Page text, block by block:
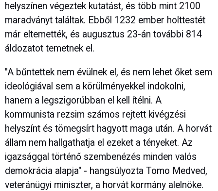
helyszínen végeztek kutatást, és több mint 2100
maradványt találtak. Ebből 1232 ember holttestét
már eltemették, és augusztus 23-án további 814
áldozatot temetnek el.
"A bűntettek nem évülnek el, és nem lehet őket sem
ideológiával sem a körülményekkel indokolni,
hanem a legszigorúbban el kell ítélni. A
kommunista rezsim számos rejtett kivégzési
helyszínt és tömegsírt hagyott maga után. A horvát
állam nem hallgathatja el ezeket a tényeket. Az
igazsággal történő szembenézés minden valós
demokrácia alapja" - hangsúlyozta Tomo Medved,
veteránügyi miniszter, a horvát kormány alelnöke.